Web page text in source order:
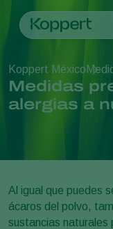
Productos
Productos
Control de plagas
Control de
Aplicación
Desinfección,
Agentes
Cultivos
Cultivos
Hortalizas de
Cultivos de
Plagas y
Plagas y
Noticias e
Contáctanos
Koppert One
Buscar
Koppert México
Medidas
alergias a
Al igual que puedes
ácaros del polvo,
sustancias naturales